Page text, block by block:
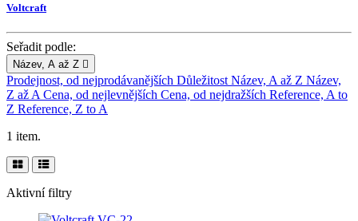
Voltcraft
Seřadit podle:
Název, A až Z 
Prodejnost, od nejprodávanějších Důležitost Název, A až Z Název,
Z až A Cena, od nejlevnějších Cena, od nejdražších Reference, A to
Z Reference, Z to A
1 item.
Aktivní filtry